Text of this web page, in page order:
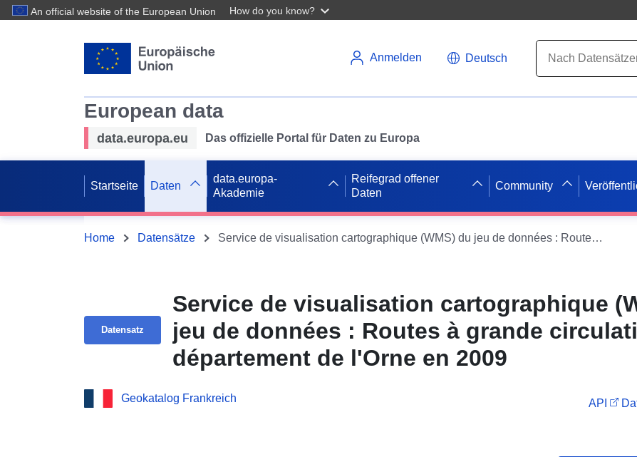
An official website of the European Union How do you know?
Anmelden Deutsch
European data
data.europa.eu Das offizielle Portal für Daten zu Europa
Startseite Daten
data.europa-
Akademie
Reifegrad offener
Daten
Community
Home Datensätze Service de visualisation cartographique (WMS) du jeu de données : Routes à grande circulation du département de l'Orne en 2009
Datensatz
Service de visualisation cartographique
jeu de données : Routes à grande
département de l'Orne en 2009
Geokatalog Frankreich API